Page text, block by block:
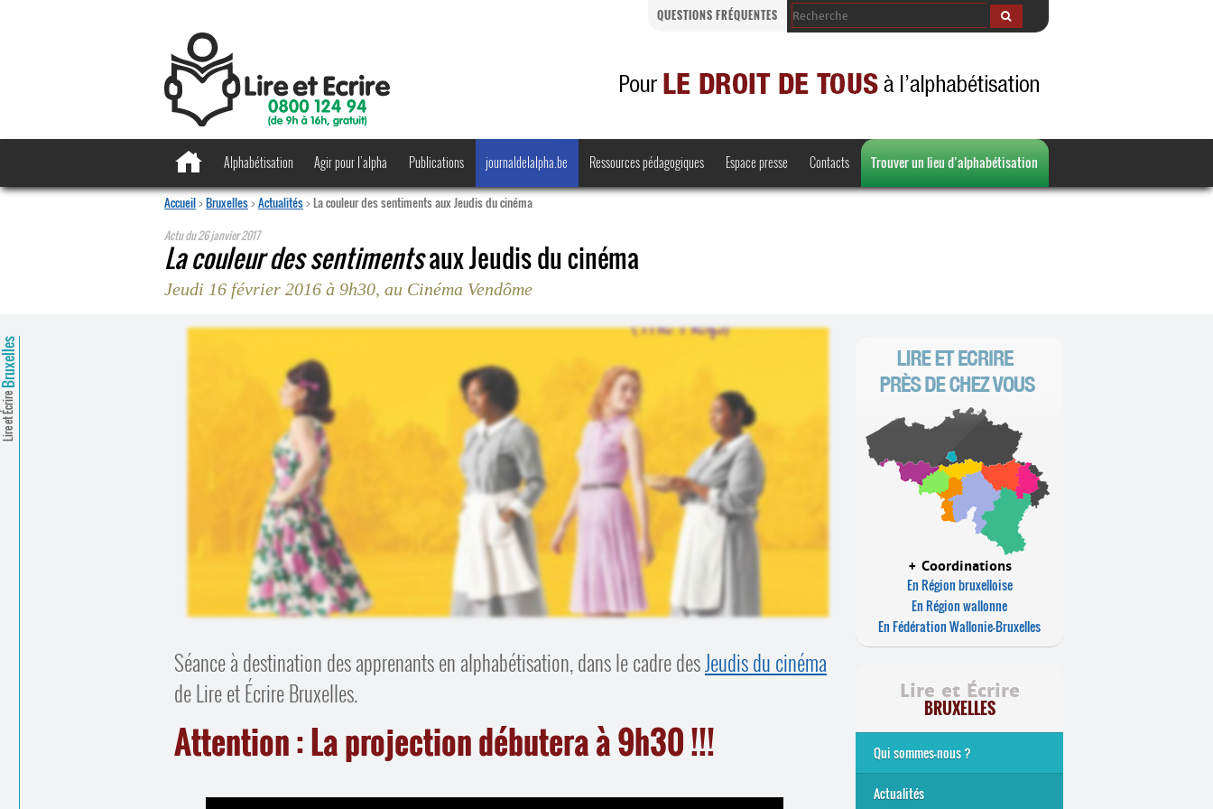
QUESTIONS FRÉQUENTES
Alphabétisation Agir pour l’alpha
Regards croisés
Publications journaldelalpha.be Ressources pédagogiques
Bienvenue en Belgique
Espace presse Contacts Trouver un lieu d’alphabétisation
Accueil>Bruxelles>Actualités>La couleur des sentiments aux Jeudis du cinéma
Actu du26 janvier 2017
La couleur des sentimentsaux Jeudis du cinéma
Jeudi 16 février 2016 à 9h30, au Cinéma Vendôme
Lire et Écrire
Séance à destination des apprenants en alphabétisation, dans le cadre desJeudis du cinéma
de Lire et Écrire Bruxelles.
Attention : La projection débutera à 9h30 !!!
+ Coordinations
En Région bruxelloise
En Région wallonne
En Fédération Wallonie-Bruxelles
Lire et Écrire
BRUXELLES
Qui sommes-nous ?
Analphabétisme et illettrisme
L’alphabétisation populaire
Le mouvement Lire et Écrire
Nos missions
... Tous les articles
Actualités